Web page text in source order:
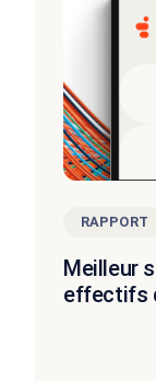
RAPPORT
Meilleur
effectifs